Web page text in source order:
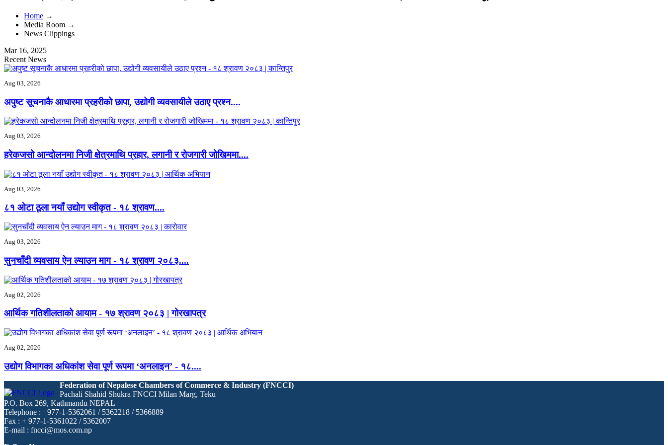
Home →
Media Room →
News Clippings
Mar 16, 2025
Recent News
Aug 03, 2026
अपुष्ट सूचनाकै आधारमा प्रहरीको छापा, उद्योगी व्यवसायीले उठाए प्रश्‍न....
Aug 03, 2026
हरेकजसो आन्दोलनमा निजी क्षेत्रमाथि प्रहार, लगानी र रोजगारी जोखिममा....
Aug 03, 2026
८१ ओटा ठूला नयाँ उद्योग स्वीकृत - ‍१८ श्रावण....
Aug 03, 2026
सुनचाँदी व्यवसाय ऐन ल्याउन माग - ‍१८ श्रावण २०८३....
Aug 02, 2026
आर्थिक गतिशीलताको आयाम - ‍१७ श्रावण २०८३ | गोरखापत्र
Aug 02, 2026
उद्योग विभागका अधिकांश सेवा पूर्ण रूपमा ‘अनलाइन’ - ‍१८....
Federation of Nepalese Chambers of Commerce & Industry (FNCCI)
Pachali Shahid Shukra FNCCI Milan Marg, Teku
P.O. Box 269, Kathmandu NEPAL
Telephone : +977-1-5362061 / 5362218 / 5366889
Fax : + 977-1-5361022 / 5362007
E-mail : fncci@mos.com.np